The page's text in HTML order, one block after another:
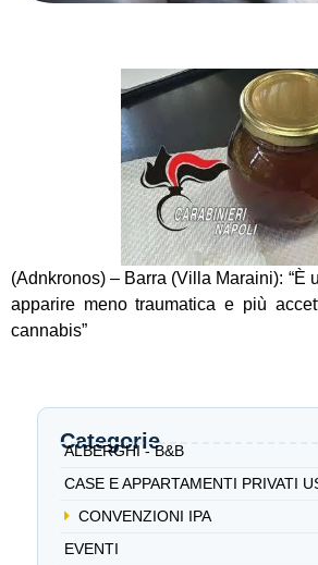
(Adnkronos) – Barra (Villa Maraini): “È
apparire meno traumatica e più
cannabis”
Categorie
ALBERGHI - B&B
CASE E APPARTAMENTI PRIVATI
CONVENZIONI IPA
EVENTI